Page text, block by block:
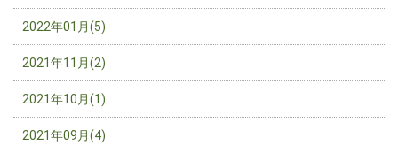
2022年01月(5)
2021年11月(2)
2021年10月(1)
2021年09月(4)